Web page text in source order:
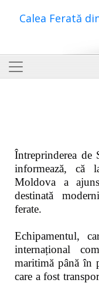
Calea Ferată
Întreprinderea de
informează,
Moldova a
destinată
ferate.
Echipamentul,
internațional
maritimă până în
care a fost